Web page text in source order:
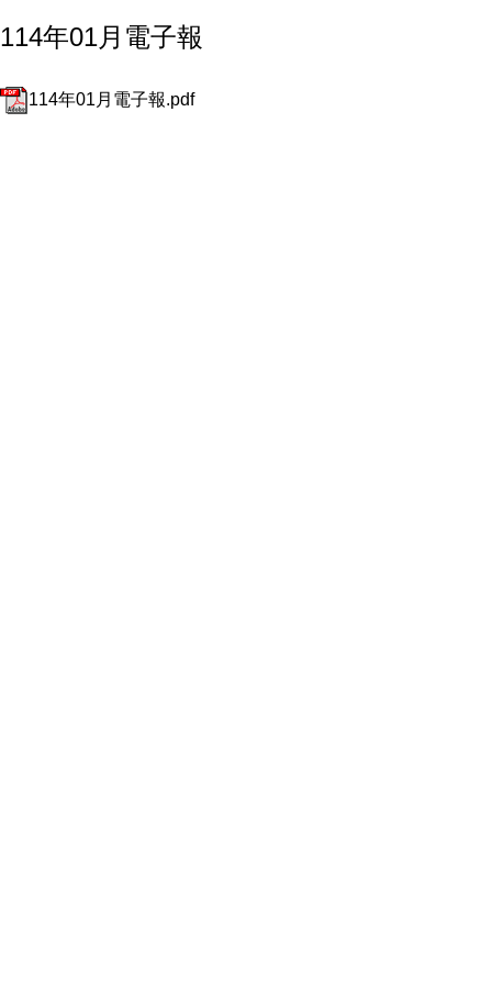
114年01月電子報
114年01月電子報.pdf